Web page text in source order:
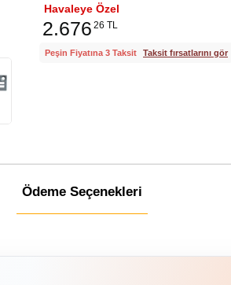
Havaleye Özel
2.676 26 TL
Peşin Fiyatına 3 Taksit Taksit fırsatlarını gör
Ödeme Seçenekleri